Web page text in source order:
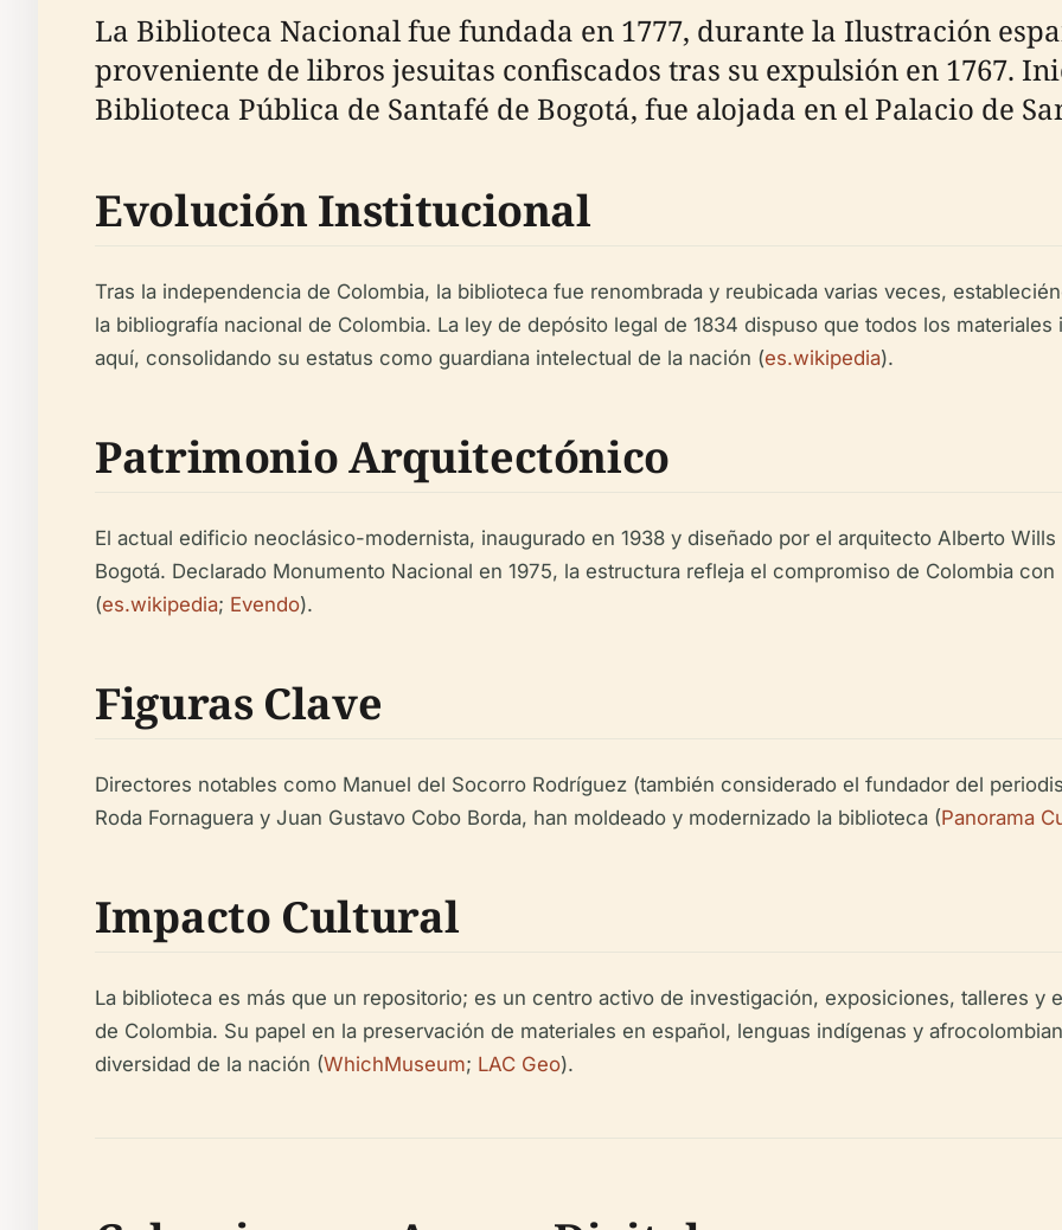
La Biblioteca Nacional fue fundada en 1777, durante la Ilustración
proveniente de libros jesuitas confiscados tras su expulsión en 1767.
Biblioteca Pública de Santafé de Bogotá, fue alojada en el Palacio de
Evolución Institucional
Tras la independencia de Colombia, la biblioteca fue renombrada y reubicada varias veces,
la bibliografía nacional de Colombia. La ley de depósito legal de 1834 dispuso que todos los
aquí, consolidando su estatus como guardiana intelectual de la nación (es.wikipedia).
Patrimonio Arquitectónico
El actual edificio neoclásico-modernista, inaugurado en 1938 y diseñado por el arquitecto Alberto
Bogotá. Declarado Monumento Nacional en 1975, la estructura refleja el compromiso de Colombia
(es.wikipedia; Evendo).
Figuras Clave
Directores notables como Manuel del Socorro Rodríguez (también considerado el fundador del
Roda Fornaguera y Juan Gustavo Cobo Borda, han moldeado y modernizado la biblioteca (Panorama
Impacto Cultural
La biblioteca es más que un repositorio; es un centro activo de investigación, exposiciones, talleres y
de Colombia. Su papel en la preservación de materiales en español, lenguas indígenas y
diversidad de la nación (WhichMuseum; LAC Geo).